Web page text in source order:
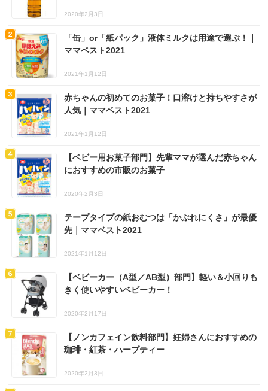
2020年2月3日
「缶」or「紙パック」液体ミルクは用途で選ぶ！｜
ママベスト2021
2021年1月12日
赤ちゃんの初めてのお菓子！口溶けと持ちやすさが
人気｜ママベスト2021
2021年1月12日
【ベビー用お菓子部門】先輩ママが選んだ赤ちゃん
におすすめの市販のお菓子
2020年2月3日
テープタイプの紙おむつは「かぶれにくさ」が最優
先｜ママベスト2021
2021年1月12日
【ベビーカー（A型／AB型）部門】軽い＆小回りも
きく使いやすいベビーカー！
2020年2月17日
【ノンカフェイン飲料部門】妊婦さんにおすすめの
珈琲・紅茶・ハーブティー
2020年2月3日